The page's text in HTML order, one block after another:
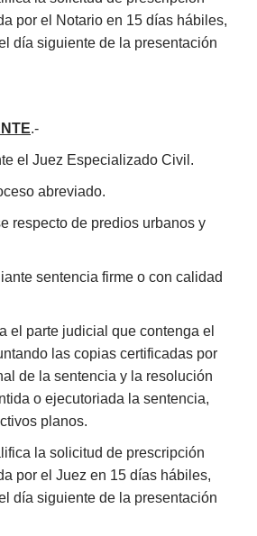
por el Notario en 15 días hábiles,
día siguiente de la presentación
.-
el Juez Especializado Civil.
abreviado.
respecto de predios urbanos y
sentencia firme o con calidad
el parte judicial que contenga el
las copias certificadas por
de la sentencia y la resolución
o ejecutoriada la sentencia,
planos.
la solicitud de prescripción
por el Juez en 15 días hábiles,
día siguiente de la presentación